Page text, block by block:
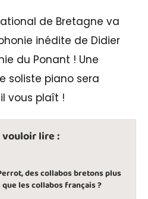
de Bretagne va
inédite de Didier
du Ponant ! Une
soliste piano sera
vous plaît !
vouloir lire :
des collabos bretons plus
les collabos français ?